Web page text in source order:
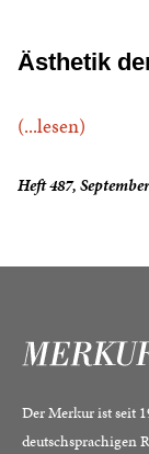
Ästhetik
(...lesen)
Heft 487,
Der Merkur ist seit
deutschsprachigen